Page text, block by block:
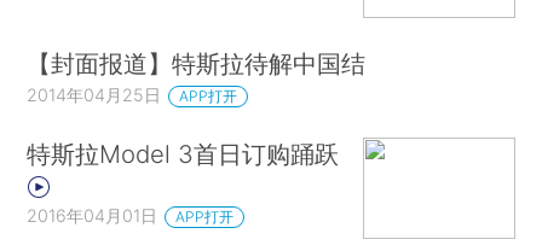
【封面报道】特斯拉待解中国结
2014年04月25日 APP打开
特斯拉Model 3首日订购踊跃
2016年04月01日 APP打开